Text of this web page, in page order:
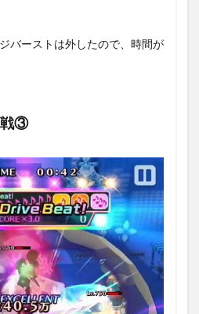
バーストは外したので、時間が
戦③